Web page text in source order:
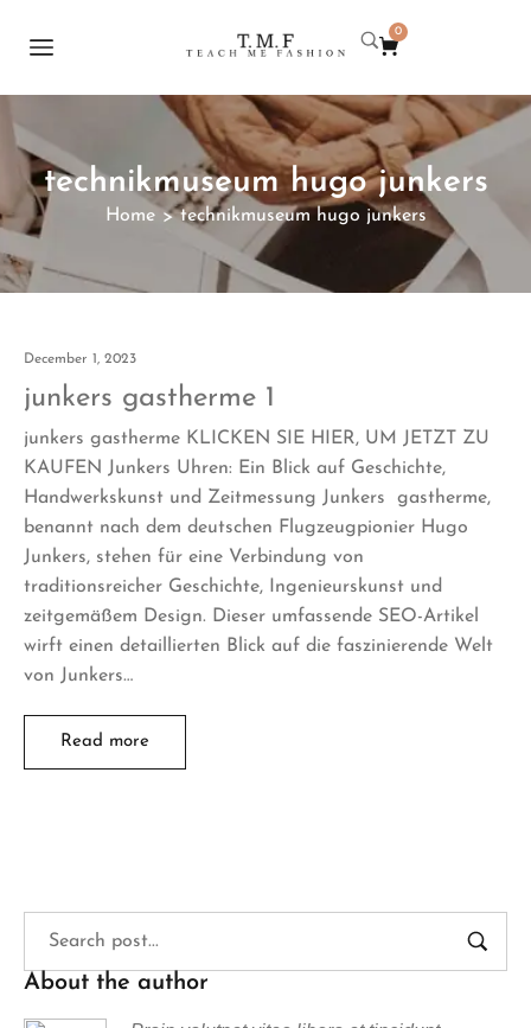
0
technikmuseum hugo junkers
Home > technikmuseum hugo junkers
December 1, 2023
junkers gastherme 1
junkers gastherme KLICKEN SIE HIER, UM JETZT ZU
KAUFEN Junkers Uhren: Ein Blick auf Geschichte,
Handwerkskunst und Zeitmessung Junkers gastherme,
benannt nach dem deutschen Flugzeugpionier Hugo
Junkers, stehen für eine Verbindung von
traditionsreicher Geschichte, Ingenieurskunst und
zeitgemäßem Design. Dieser umfassende SEO-Artikel
wirft einen detaillierten Blick auf die faszinierende Welt
von Junkers…
Read more
About the author